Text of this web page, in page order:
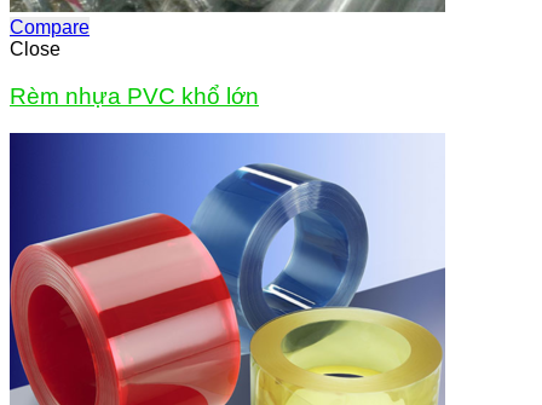
Compare
Close
Rèm nhựa PVC khổ lớn